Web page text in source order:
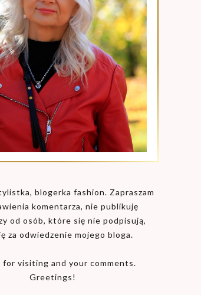
blogerka fashion. Zapraszam
komentarza, nie publikuję
od osób, które się nie podpisują,
za odwiedzenie mojego bloga.
for visiting and your comments.
Greetings!